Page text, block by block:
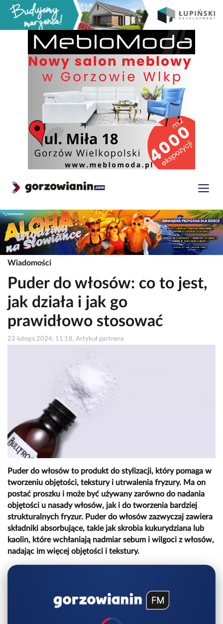
Wiadomości
Puder do włosów: co to jest,
jak działa i jak go
prawidłowo stosować
22 lutego 2024, 11:18, Artykuł partnera
Puder do włosów to produkt do stylizacji, który pomaga w
tworzeniu objętości, tekstury i utrwalenia fryzury. Ma on
postać proszku i może być używany zarówno do nadania
objętości u nasady włosów, jak i do tworzenia bardziej
strukturalnych fryzur. Puder do włosów zazwyczaj zawiera
składniki absorbujące, takie jak skrobia kukurydziana lub
kaolin, które wchłaniają nadmiar sebum i wilgoci z włosów,
nadając im więcej objętości i tekstury.